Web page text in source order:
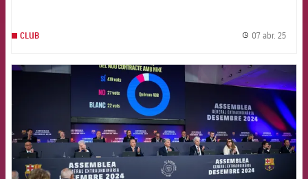
CLUB 07 abr. 25
FCB Barcelona badge